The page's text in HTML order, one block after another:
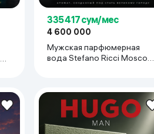
335 417 сум/мес
4 600 000
Мужская парфюмерная
вода Stefano Ricci Moscow,